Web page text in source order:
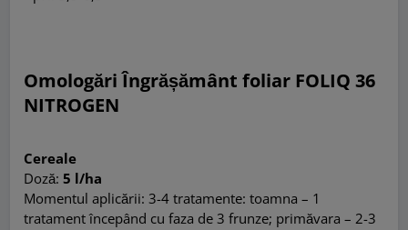
Omologări Îngrășământ foliar FOLIQ 36
NITROGEN
Cereale
Doză:5 l/ha
Momentul aplicării: 3-4 tratamente: toamna – 1
tratament începând cu faza de 3 frunze; primăvara – 2-3